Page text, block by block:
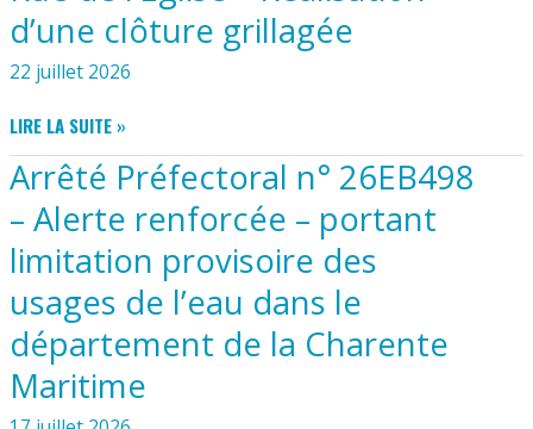
L’ÉCLUSE
DE
BEAUGEAY
9
JUILLET
2026
d’une clôture grillagée
22 juillet 2026
DP
017
036
R00014
–
33
RUE
DE
L’EGLISE
–
LIRE LA SUITE »
Arrêté Préfectoral n° 26EB498
– Alerte renforcée – portant
limitation provisoire des
usages de l’eau dans le
département de la Charente
Maritime